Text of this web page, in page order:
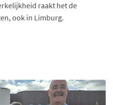
raakt het de
ook in Limburg.